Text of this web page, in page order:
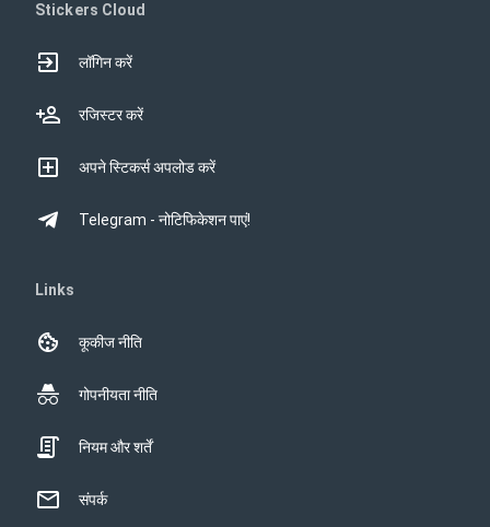
Stickers Cloud
लॉगिन करें
रजिस्टर करें
अपने स्टिकर्स अपलोड करें
Telegram - नोटिफिकेशन पाएं!
Links
कूकीज नीति
गोपनीयता नीति
नियम और शर्तें
संपर्क